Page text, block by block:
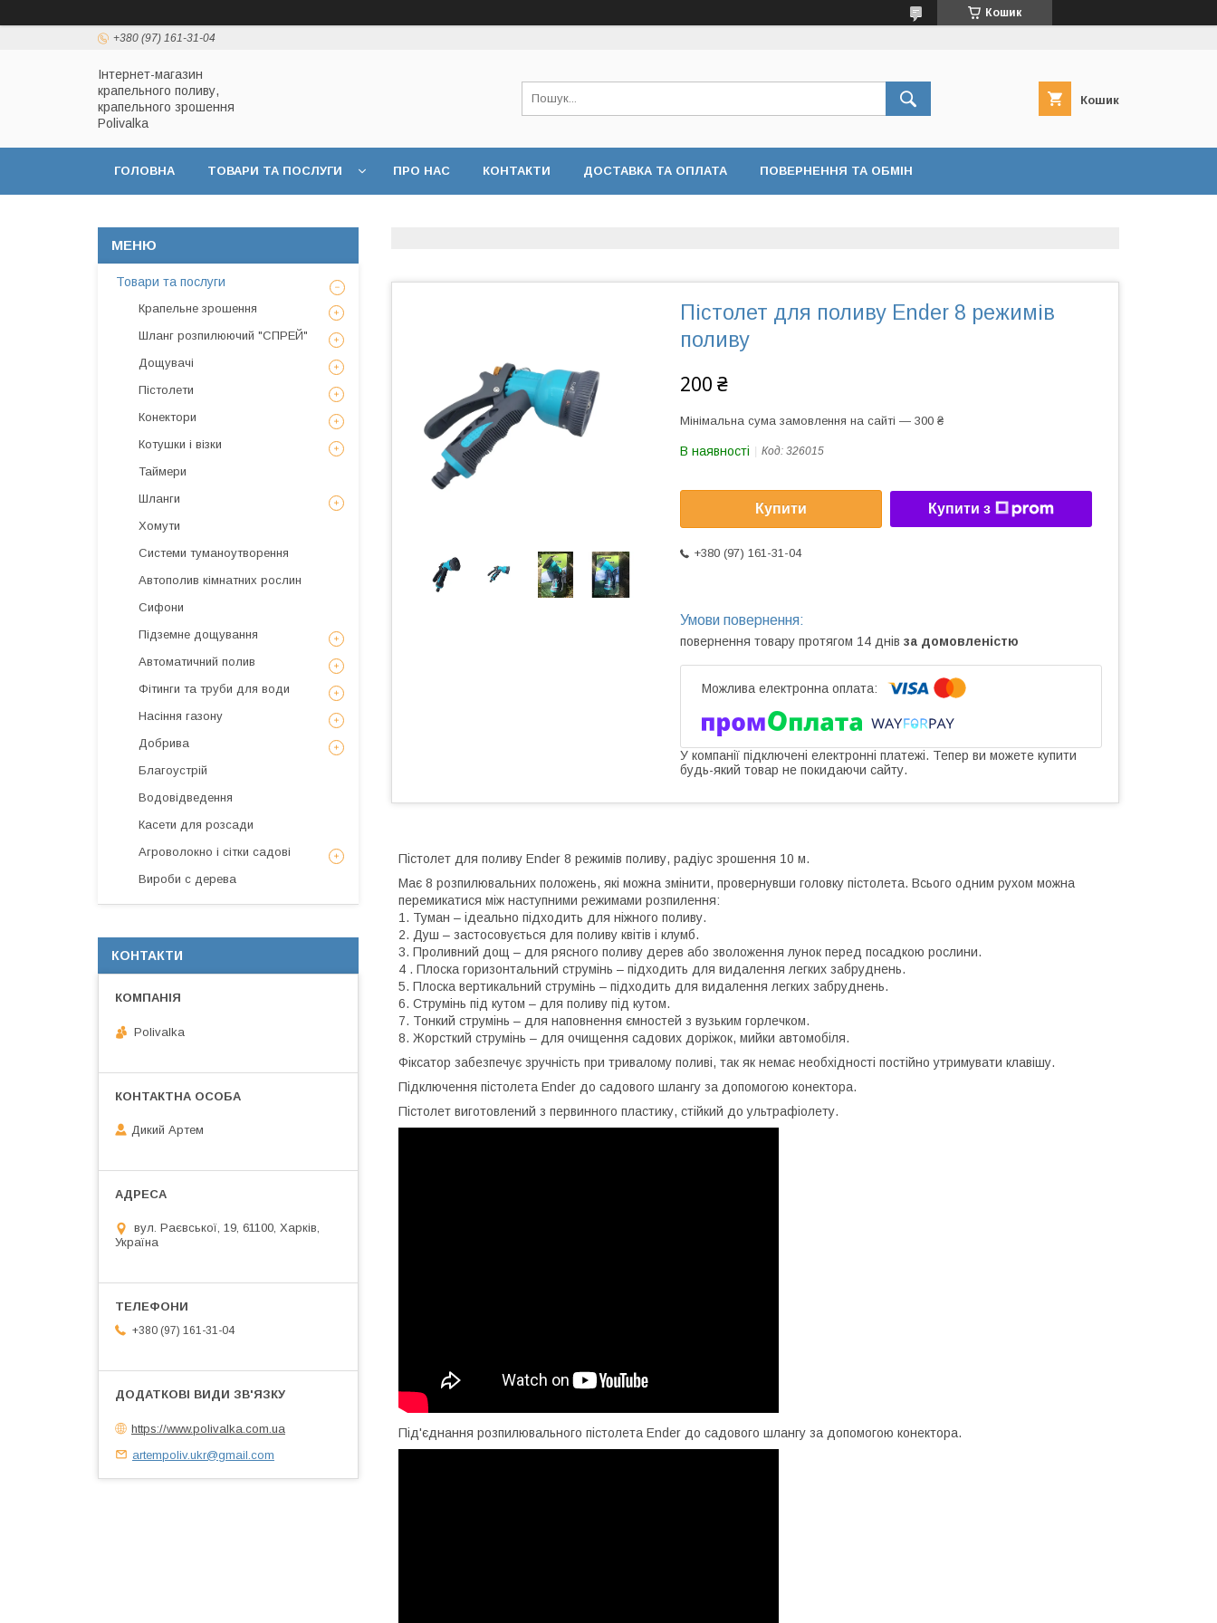
Кошик
+380 (97) 161-31-04
Інтернет-магазин
крапельного поливу,
крапельного зрошення
Polivalka
Кошик
ГОЛОВНА ТОВАРИ ТА ПОСЛУГИ ПРО НАС КОНТАКТИ ДОСТАВКА ТА ОПЛАТА ПОВЕРНЕННЯ ТА ОБМІН
Пістолет для поливу Ender 8 режимів
поливу
200 ₴
Мінімальна сума замовлення на сайті — 300 ₴
В наявності Код: 326015
Купити Купити з
+380 (97) 161-31-04
повернення товару протягом 14 днів за домовленістю
У компанії підключені електронні платежі. Тепер ви можете купити
будь-який товар не покидаючи сайту.
Пістолет для поливу Ender 8 режимів поливу, радіус зрошення 10 м.
Має 8 розпилювальних положень, які можна змінити, провернувши головку пістолета. Всього одним рухом можна
перемикатися між наступними режимами розпилення:
1. Туман – ідеально підходить для ніжного поливу.
2. Душ – застосовується для поливу квітів і клумб.
3. Проливний дощ – для рясного поливу дерев або зволоження лунок перед посадкою рослини.
4 . Плоска горизонтальний струмінь – підходить для видалення легких забруднень.
5. Плоска вертикальний струмінь – підходить для видалення легких забруднень.
6. Струмінь під кутом – для поливу під кутом.
7. Тонкий струмінь – для наповнення ємностей з вузьким горлечком.
8. Жорсткий струмінь – для очищення садових доріжок, мийки автомобіля.
Фіксатор забезпечує зручність при тривалому поливі, так як немає необхідності постійно утримувати клавішу.
Підключення пістолета Ender до садового шлангу за допомогою конектора.
Пістолет виготовлений з первинного пластику, стійкий до ультрафіолету.
Під'єднання розпилювального пістолета Ender до садового шлангу за допомогою конектора.
Товари та послуги
Крапельне зрошення
Шланг розпилюючий "СПРЕЙ"
Дощувачі
Пістолети
Конектори
Котушки і візки
Таймери
Шланги
Хомути
Системи туманоутворення
Автополив кімнатних рослин
Сифони
Підземне дощування
Автоматичний полив
Фітинги та труби для води
Насіння газону
Добрива
Благоустрій
Водовідведення
Касети для розсади
Агроволокно і сітки садові
Вироби с дерева
КОНТАКТИ
Polivalka
Дикий Артем
вул. Раєвської, 19, 61100, Харків,
Україна
+380 (97) 161-31-04
https://www.polivalka.com.ua
artempoliv.ukr@gmail.com